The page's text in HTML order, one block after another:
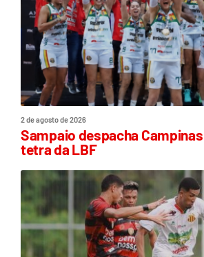
2 de agosto de 2026
Sampaio despacha
tetra da LBF